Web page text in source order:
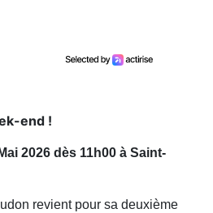
end !
2026 dès 11h00 à Saint-
revient pour sa deuxième